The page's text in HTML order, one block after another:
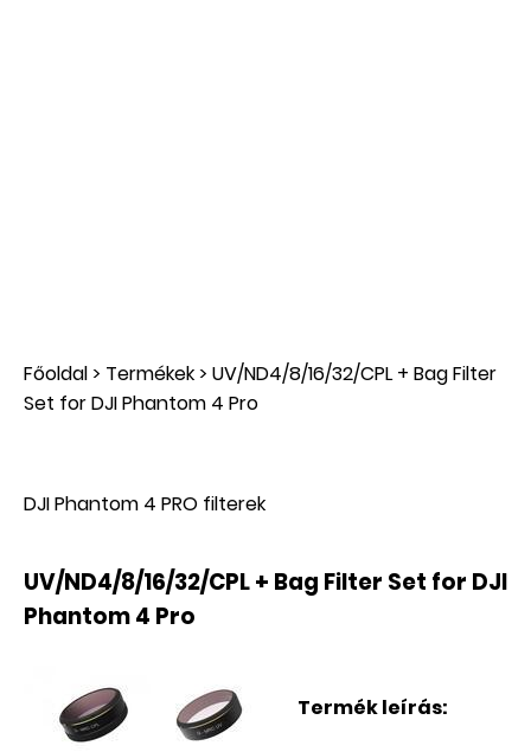
Főoldal> Termékek> UV/ND4/8/16/32/CPL + Bag Filter
Set for DJI Phantom 4 Pro
DJI Phantom 4 PRO filterek
UV/ND4/8/16/32/CPL + Bag Filter Set for DJI
Phantom 4 Pro
Termék leírás: